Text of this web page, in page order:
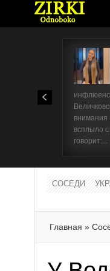
внимания
всплыло
говорит:...
СОСЕДИ
Главная »